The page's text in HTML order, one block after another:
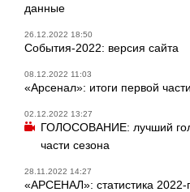
данные
26.12.2022 18:50
События-2022: версия сайта
08.12.2022 11:03
«Арсенал»: итоги первой
02.12.2022 13:27
ГОЛОСОВАНИЕ: лучший
части сезона
28.11.2022 14:27
«АРСЕНАЛ»: статистика 2022-